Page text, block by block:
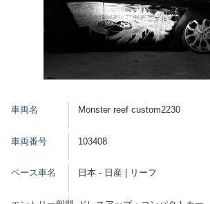
車両名 Monster reef custom2230
車両番号 103408
ベース車名 日本 - 日産 | リーフ